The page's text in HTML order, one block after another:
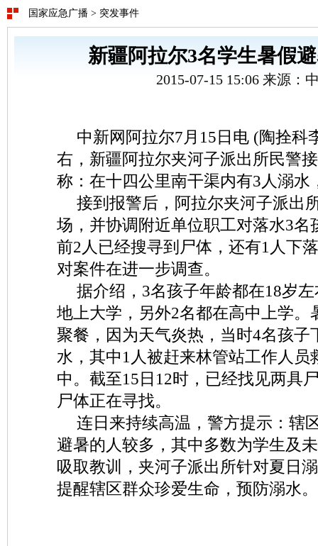
国家应急广播 > 突发事件
新疆阿拉尔3名学生暑假
2015-07-15 15:06 来源：
中新网阿拉尔7月15日电 (陶拴科
右，新疆阿拉尔夹河子派出所民警
称：在十四公里南干渠内有3人溺水
接到报警后，阿拉尔夹河子派出
场，并协调附近单位职工对落水3名
前2人已经搜寻到尸体，还有1人下
对案件在进一步调查。
据介绍，3名孩子年龄都在18岁
地上大学，另外2名都在高中上学。
聚餐，因为天气炎热，当时4名孩子
水，其中1人被赶来林管站工作人员
中。截至15日12时，已经找见两具
尸体正在寻找。
连日来持续高温，警方提示：辖
避暑的人较多，其中多数为学生及
吸取教训，夹河子派出所针对夏日
提醒辖区群众珍爱生命，预防溺水。